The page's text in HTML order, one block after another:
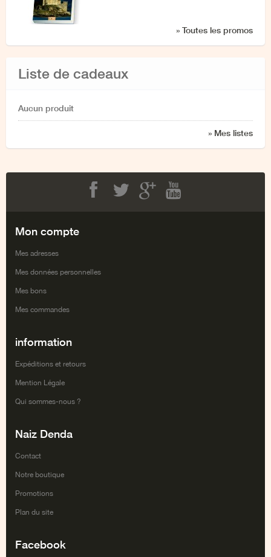
» Toutes les promos
Liste de cadeaux
Aucun produit
» Mes listes
Mon compte
Mes adresses
Mes données personnelles
Mes bons
Mes commandes
information
Expéditions et retours
Mention Légale
Qui sommes-nous ?
Naiz Denda
Contact
Notre boutique
Promotions
Plan du site
Facebook